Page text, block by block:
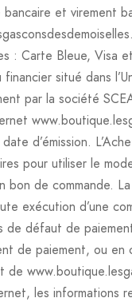
et virement
: Carte Bleue,
situé dans
par la société
d’émission.
pour utiliser le
bon de commande.
exécution d’une
de défaut de
de paiement, ou
de
les informations